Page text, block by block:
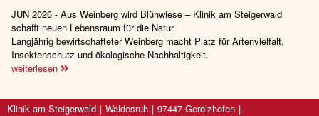
JUN 2026 - Aus Weinberg wird Blühwiese – Klinik am Steigerwald
schafft neuen Lebensraum für die Natur
Langjährig bewirtschafteter Weinberg macht Platz für Artenvielfalt,
Insektenschutz und ökologische Nachhaltigkeit.
weiterlesen
Klinik am Steigerwald Waldesruh
97447 Gerolzhofen